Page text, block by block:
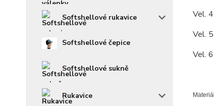
Softshellové rukavice
Softshellové čepice
Softshellové sukně
Rukavice
Vel.
Vel.
Vel.